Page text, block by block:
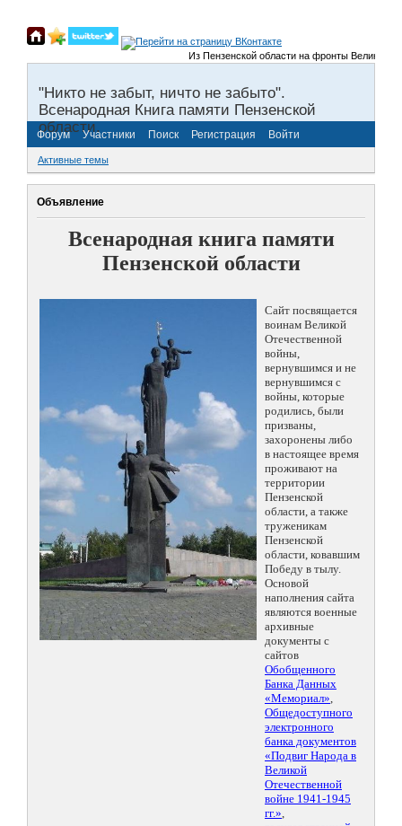
Из Пензенской области на фронты Великой
"Никто не забыт, ничто не забыто".
Всенародная Книга памяти Пензенской
области.
Форум Участники Поиск Регистрация Войти
Активные темы
Объявление
Всенародная книга памяти
Пензенской области
Сайт посвящается
воинам Великой
Отечественной
войны,
вернувшимся и не
вернувшимся с
войны, которые
родились, были
призваны,
захоронены либо
в настоящее время
проживают на
территории
Пензенской
области, а также
труженикам
Пензенской
области, ковавшим
Победу в тылу.
Основой
наполнения сайта
являются военные
архивные
документы с
сайтов
Обобщенного
Банка Данных
«Мемориал»,
Общедоступного
электронного
банка документов
«Подвиг Народа в
Великой
Отечественной
войне 1941-1945
гг.»,